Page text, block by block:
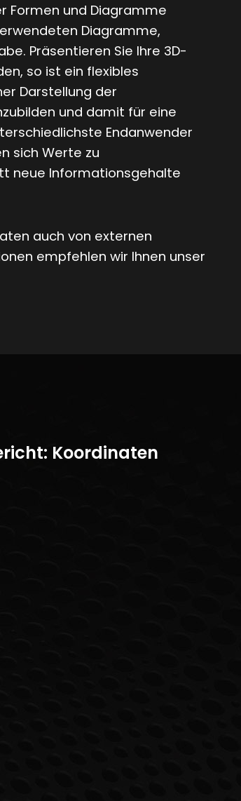
Formen und Diagramme
Diagramme,
Präsentieren Sie Ihre 3D-
so ist ein flexibles
Darstellung der
und damit für eine
Endanwender
sich Werte zu
neue Informationsgehalte
auch von externen
empfehlen wir Ihnen unser
Koordinaten